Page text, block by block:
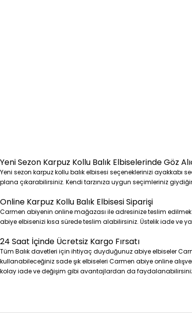
Yeni Sezon Karpuz Kollu Balık Elbiselerinde Göz
Yeni sezon karpuz kollu balık elbisesi seçeneklerinizi ayakkabı
plana çıkarabilirsiniz. Kendi tarzınıza uygun seçimleriniz
Online Karpuz Kollu Balık Elbisesi Siparişi
Carmen abiyenin online mağazası ile adresinize teslim
abiye elbisenizi kısa sürede teslim alabilirsiniz. Üstelik iade ve
24 Saat İçinde Ücretsiz Kargo Fırsatı
Tüm Balık davetleri için ihtiyaç duyduğunuz abiye elbiseler
kullanabileceğiniz sade şık elbiseleri Carmen abiye online
kolay iade ve değişim gibi avantajlardan da